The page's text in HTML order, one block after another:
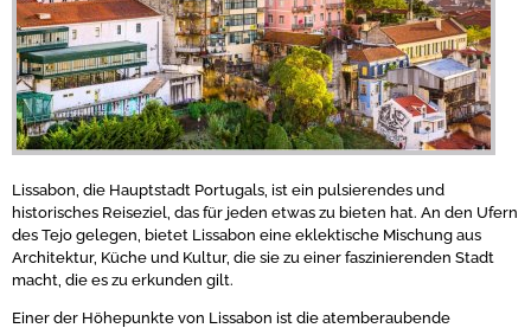
Lissabon, die Hauptstadt Portugals, ist ein pulsierendes und
historisches Reiseziel, das für jeden etwas zu bieten hat. An den Ufern
des Tejo gelegen, bietet Lissabon eine eklektische Mischung aus
Architektur, Küche und Kultur, die sie zu einer faszinierenden Stadt
macht, die es zu erkunden gilt.
Einer der Höhepunkte von Lissabon ist die atemberaubende